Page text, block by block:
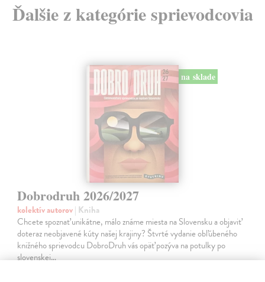
Ďalšie z kategórie sprievodcovia
na sklade
Dobrodruh 2026/2027
kolektív autorov| Kniha
Chcete spoznať unikátne, málo známe miesta na Slovensku a objaviť
doteraz neobjavené kúty našej krajiny? Štvrté vydanie obľúbeného
knižného sprievodcu DobroDruh vás opäť pozýva na potulky po
slovenskej…